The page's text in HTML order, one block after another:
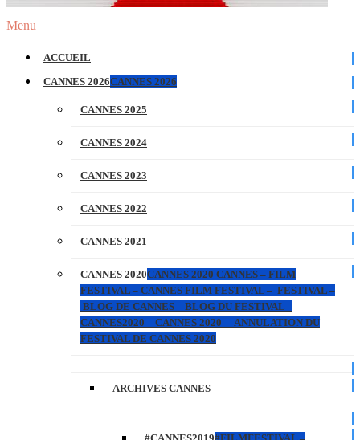
Menu
ACCUEIL
CANNES 2026CANNES 2026
CANNES 2025
CANNES 2024
CANNES 2023
CANNES 2022
CANNES 2021
CANNES 2020CANNES 2020 CANNES – FILM
FESTIVAL – CANNES FILM FESTIVAL – FESTIVAL –
BLOG DE CANNES – BLOG DU FESTIVAL –
CANNES2020 – CANNES 2020 – ANNULATION DU
FESTIVAL DE CANNES 2020
ARCHIVES CANNES